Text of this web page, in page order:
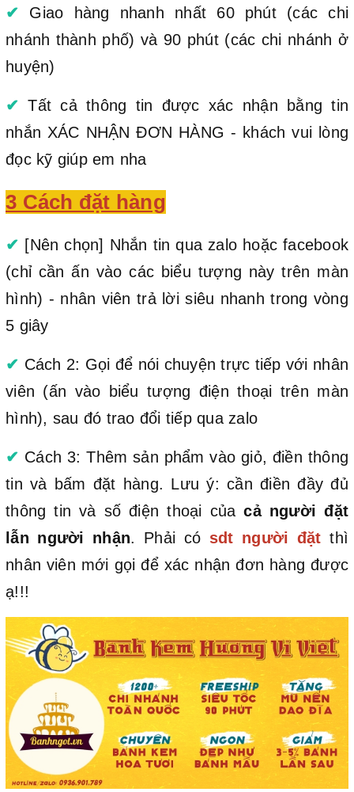
✔ Giao hàng nhanh nhất 60 phút (các chi
nhánh thành phố) và 90 phút (các chi nhánh ở
huyện)
✔ Tất cả thông tin được xác nhận bằng tin
nhắn XÁC NHẬN ĐƠN HÀNG - khách vui lòng
đọc kỹ giúp em nha
3 Cách đặt hàng
✔ [Nên chọn] Nhắn tin qua zalo hoặc facebook
(chỉ cần ấn vào các biểu tượng này trên màn
hình) - nhân viên trả lời siêu nhanh trong vòng
5 giây
✔ Cách 2: Gọi để nói chuyện trực tiếp với nhân
viên (ấn vào biểu tượng điện thoại trên màn
hình), sau đó trao đổi tiếp qua zalo
✔ Cách 3: Thêm sản phẩm vào giỏ, điền thông
tin và bấm đặt hàng. Lưu ý: cần điền đầy đủ
thông tin và số điện thoại củacả người đặt
lẫn người nhận. Phải có sdt người đặt thì
nhân viên mới gọi để xác nhận đơn hàng được
ạ!!!